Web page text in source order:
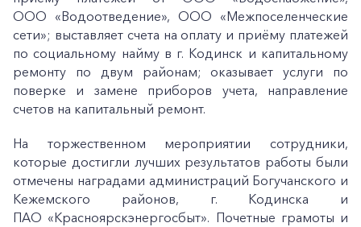
+7-800-700-24-57
Заказать обратный звонок
Частным клиентам
ООО «Водоотведение», ООО «Межпоселенческие
сети»; выставляет счета на оплату и приёму платежей
по социальному найму в г. Кодинск и капитальному
ремонту по двум районам; оказывает услуги по
поверке и замене приборов учета, направление
счетов на капитальный ремонт.
На торжественном мероприятии сотрудники,
которые достигли лучших результатов работы были
отмечены наградами администраций Богучанского и
Кежемского районов, г. Кодинска и
ПАО «Красноярскэнергосбыт». Почетные грамоты и